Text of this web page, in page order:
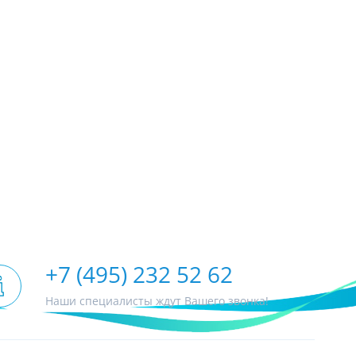
+7 (495) 232 52 62
Наши специалисты ждут Вашего звонка!